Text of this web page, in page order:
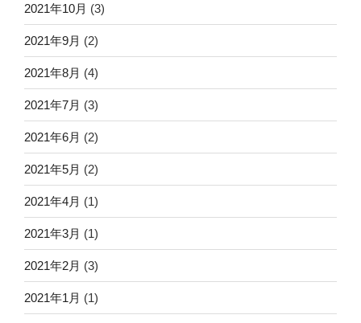
2021年10月 (3)
2021年9月 (2)
2021年8月 (4)
2021年7月 (3)
2021年6月 (2)
2021年5月 (2)
2021年4月 (1)
2021年3月 (1)
2021年2月 (3)
2021年1月 (1)